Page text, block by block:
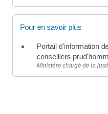
Pour en savoir plus
Portail d'information
conseillers
Ministère chargé de la